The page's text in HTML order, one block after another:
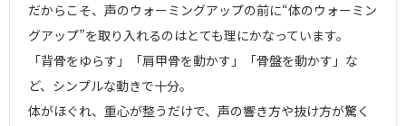
だからこそ、声のウォーミングアップの前に“体のウォーミン
グアップ”を取り入れるのはとても理にかなっています。
「背骨をゆらす」「肩甲骨を動かす」「骨盤を動かす」な
ど、シンプルな動きで十分。
体がほぐれ、重心が整うだけで、声の響き方や抜け方が驚く